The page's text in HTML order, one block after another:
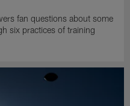
fan questions about some
six practices of training